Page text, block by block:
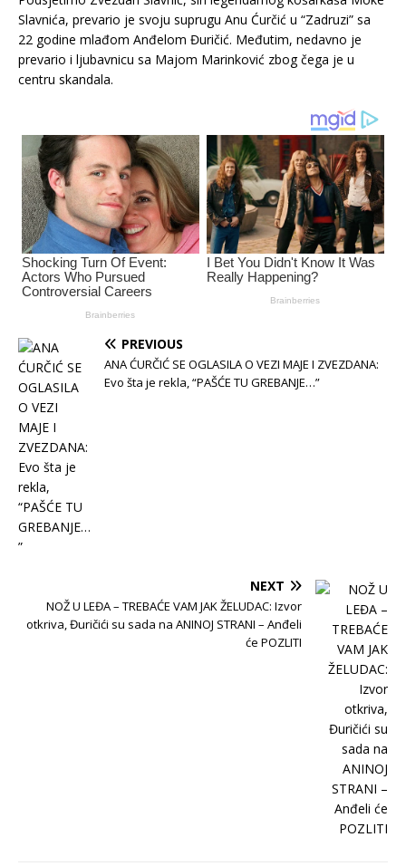
Slavnića, prevario je svoju suprugu Anu Ćurčić u “Zadruzi” sa
22 godine mlađom Anđelom Đuričić. Međutim, nedavno je
prevario i ljubavnicu sa Majom Marinković zbog čega je u
centru skandala.
PREVIOUS
ANA ĆURČIĆ SE OGLASILA O VEZI MAJE I ZVEZDANA:
Evo šta je rekla, “PAŠĆE TU GREBANJE…”
NEXT
NOŽ U LEĐA – TREBAĆE VAM JAK ŽELUDAC: Izvor
otkriva, Đuričići su sada na ANINOJ STRANI – Anđeli
će POZLITI